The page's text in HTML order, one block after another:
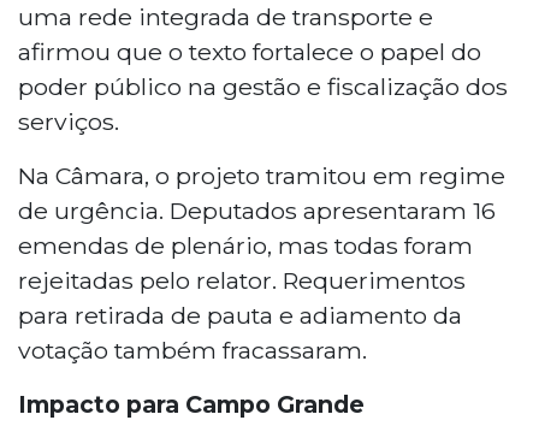
uma rede integrada de transporte e
afirmou que o texto fortalece o papel do
poder público na gestão e fiscalização dos
serviços.
Na Câmara, o projeto tramitou em regime
de urgência. Deputados apresentaram 16
emendas de plenário, mas todas foram
rejeitadas pelo relator. Requerimentos
para retirada de pauta e adiamento da
votação também fracassaram.
Impacto para Campo Grande